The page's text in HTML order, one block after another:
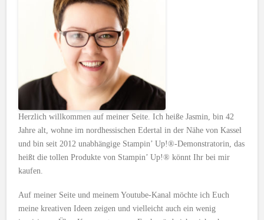
Herzlich willkommen auf meiner Seite. Ich heiße Jasmin, bin 42
Jahre alt, wohne im nordhessischen Edertal in der Nähe von Kassel
und bin seit 2012 unabhängige Stampin’ Up!®-Demonstratorin, das
heißt die tollen Produkte von Stampin’ Up!® könnt Ihr bei mir
kaufen.
Auf meiner Seite und meinem Youtube-Kanal möchte ich Euch
meine kreativen Ideen zeigen und vielleicht auch ein wenig